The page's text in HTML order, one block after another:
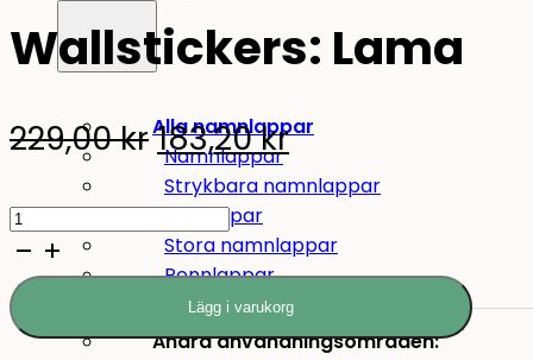
Alla namnlappar
Namnlappar
Strykbara namnlappar
Minilappar
Stora namnlappar
Pennlappar
Andra användningsområden:
Wallstickers: Lama
229,00krOriginal
price
was:
229,00 kr.
183,20krCurrent
price
is:
183,20 kr.
Wallstickers:
Lama
quantity
Lägg i varukorg